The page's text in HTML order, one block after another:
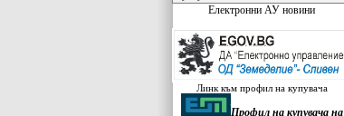
Електронни АУ новини
Линк към профил на купувача
Профил на купувача на